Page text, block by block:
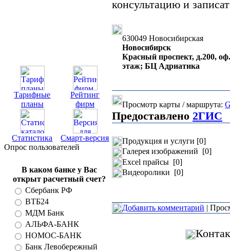
Тарифные
планы
Рейтинг
фирм
Статистика
Смарт-версия
Опрос пользователей
В каком банке у Вас
открыт расчетный счет?
Сбербанк РФ
ВТБ24
МДМ Банк
АЛЬФА-БАНК
НОМОС-БАНК
Банк Левобережный
консультацию и
630049 Новосибирская
Новосибирск
Красный проспект, д.200,
этаж; БЦ Адриатика
Просмотр карты / маршрута:
Предоставлено 2ГИС
Продукция и услуги [0]
Галерея изображений [0]
Excel прайсы [0]
Видеоролики [0]
Добавить комментарий |